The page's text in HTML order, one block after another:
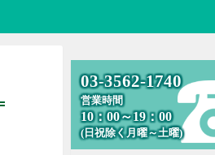
03-3562-1740
営業時間
10：00～19：00
(日祝除く月曜～土曜)